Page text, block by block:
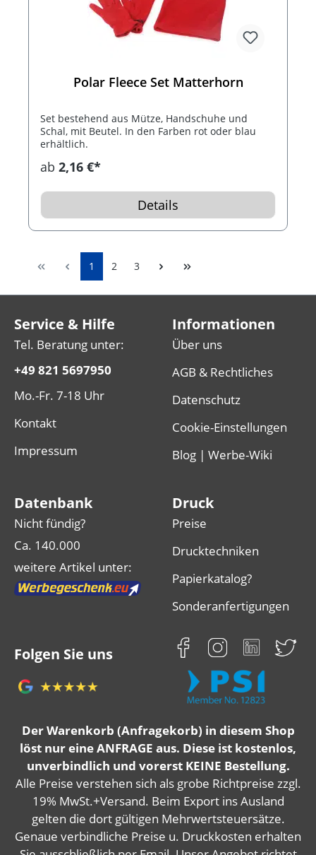
Polar Fleece Set Matterhorn
Set bestehend aus Mütze, Handschuhe und
Schal, mit Beutel. In den Farben rot oder blau
erhältlich.
ab 2,16 €*
Details
1 2 3
Service & Hilfe
Tel. Beratung unter:
+49 821 5697950
Mo.-Fr. 7-18 Uhr
Kontakt
Impressum
Informationen
Über uns
AGB & Rechtliches
Datenschutz
Cookie-Einstellungen
Blog | Werbe-Wiki
Datenbank
Nicht fündig?
Ca. 140.000
weitere Artikel unter:
Druck
Preise
Drucktechniken
Papierkatalog?
Sonderanfertigungen
Folgen Sie uns
Der Warenkorb (Anfragekorb) in diesem Shop
löst nur eine ANFRAGE aus. Diese ist kostenlos,
unverbindlich und vorerst KEINE Bestellung.
Alle Preise verstehen sich als grobe Richtpreise zzgl.
19% MwSt.+Versand. Beim Export ins Ausland
gelten die dort gültigen Mehrwertsteuersätze.
Genaue verbindliche Preise u. Druckkosten erhalten